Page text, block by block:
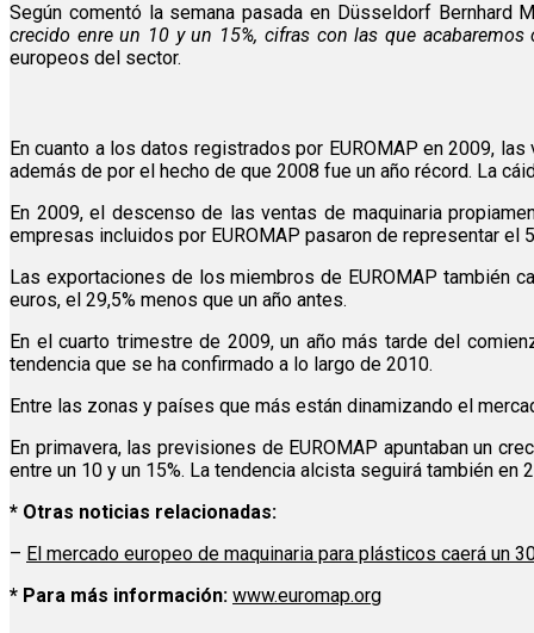
Según comentó la semana pasada en Düsseldorf Bernhard
crecido enre un 10 y un 15%, cifras con las que acabaremos
europeos del sector.
En cuanto a los datos registrados por EUROMAP en 2009,
además de por el hecho de que 2008 fue un año récord. La
En 2009, el descenso de las ventas de maquinaria
empresas incluidos por EUROMAP pasaron de representar el
Las exportaciones de los miembros de EUROMAP también
euros, el 29,5% menos que un año antes.
En el cuarto trimestre de 2009, un año más tarde del
tendencia que se ha confirmado a lo largo de 2010.
Entre las zonas y países que más están dinamizando el
En primavera, las previsiones de EUROMAP apuntaban un
entre un 10 y un 15%. La tendencia alcista seguirá también en
* Otras noticias relacionadas:
– El mercado europeo de maquinaria para plásticos caerá un
* Para más información: www.euromap.org